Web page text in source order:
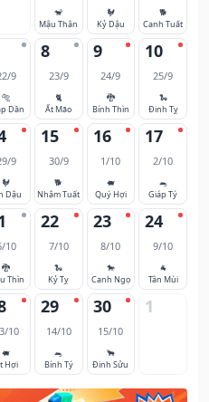
🐒
Mậu Thân
🐓
Kỷ Dậu
🐕
Canh Tuất
9
🐅
Dần
8
23/9
🐈
Ất Mão
9
24/9
🐉
Bính Thìn
10
25/9
🐍
Đinh Tỵ
9
🐓
Dậu
15
30/9
🐕
Nhâm Tuất
16
1/10
🐖
Quý Hợi
17
2/10
🐀
Giáp Tý
10
🐉
Thìn
22
7/10
🐍
Kỷ Tỵ
23
8/10
🐎
Canh Ngọ
24
9/10
🐐
Tân Mùi
10
🐖
Hợi
29
14/10
🐀
Bính Tý
30
15/10
🐂
Đinh Sửu
1